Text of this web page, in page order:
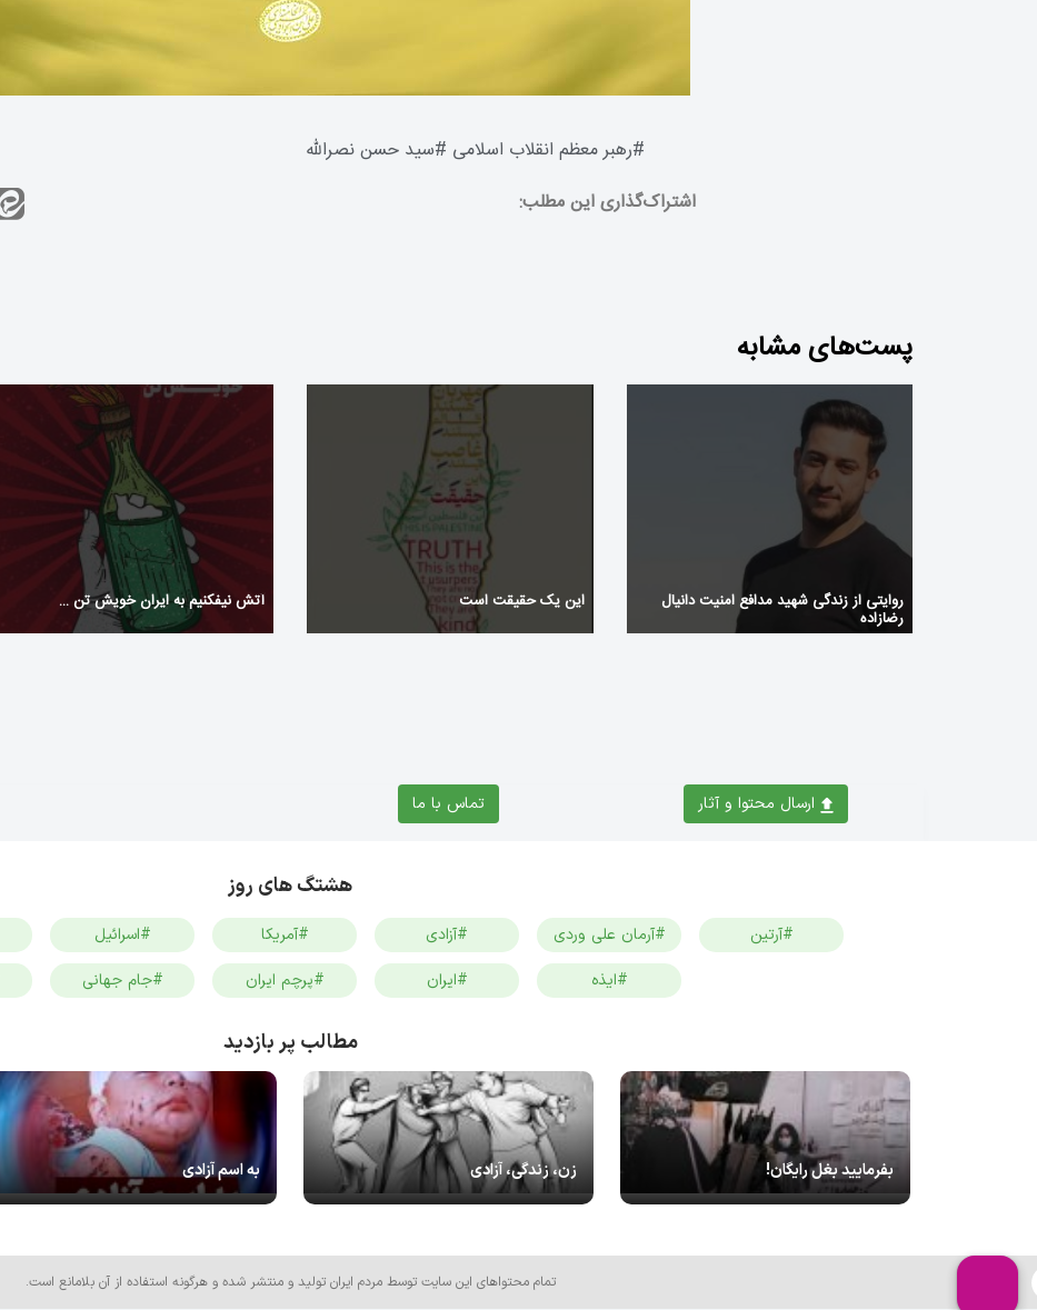
#رهبر معظم انقلاب اسلامی #سید حسن نصرالله
اشتراک‌گذاری این مطلب:
پست‌های مشابه
روایتی از زندگی شهید مدافع امنیت دانیال
رضازاده
این یک حقیقت است آتش نیفکنیم به ایران خویش تن …
ارسال محتوا و آثار تماس با ما
هشتگ های روز
#آرتین #آرمان علی وردی #آزادی #آمریکا #اسرائیل
#ایذه
#ایران #پرچم ایران #جام جهانی
مطالب پر بازدید
بفرمایید بغل رایگان! زن، زندگی، آزادی به اسم آزادی
تمام محتواهای این سایت توسط مردم ایران تولید و منتشر شده و هرگونه استفاده از آن بلامانع است.